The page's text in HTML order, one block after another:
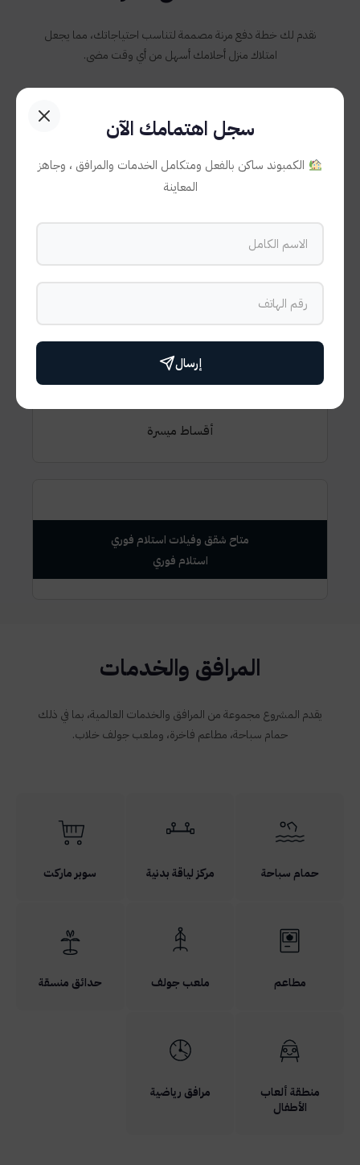
نقدم لك خطة دفع مرنة مصممة لتناسب احتياجاتك، مما يجعل
امتلاك منزل أحلامك أسهل من أي وقت مضى.
10%
7
7 سنين اقساط
أقساط ميسرة
متاح شقق وفيلات استلام فوري
المرافق والخدمات
يقدم المشروع مجموعة من المرافق والخدمات العالمية، بما في ذلك
حمام سباحة، مطاعم فاخرة، وملعب جولف خلاب.
حمام سباحة مركز لياقة بدنية سوبر ماركت
مطاعم ملعب جولف حدائق منسقة
منطقة ألعاب
الأطفال
مرافق رياضية
سجل اهتمامك الآن
الكمبوند ساكن بالفعل ومتكامل الخدمات والمرافق ، وجاهز
المعاينة
إرسال